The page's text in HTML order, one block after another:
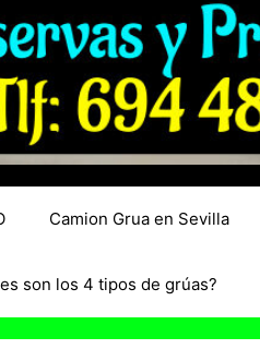
Camion Grua en Sevilla
son los 4 tipos de grúas?